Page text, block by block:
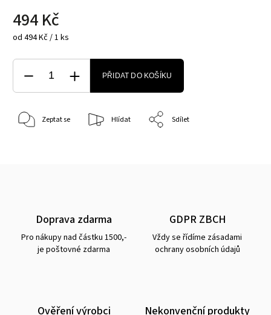
494 Kč
od 494 Kč / 1 ks
PŘIDAT DO KOŠÍKU
Zeptat se Hlídat Sdílet
Doprava zdarma
Pro nákupy nad částku 1500,-
je poštovné zdarma
GDPR ZBCH
Vždy se řídíme zásadami
ochrany osobních údajů
Ověření výrobci Nekonvenční produkty